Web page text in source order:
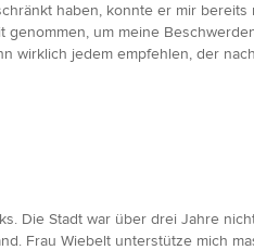
haben, konnte er mir bereits
um meine
wirklich jedem empfehlen, der
Die Stadt war über drei Jahre
Frau Wiebelt unterstütze mich